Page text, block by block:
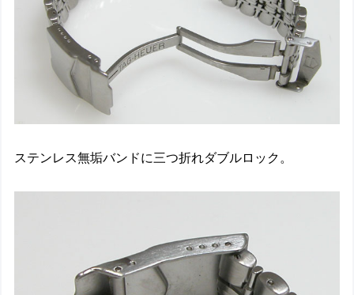
ステンレス無垢バンドに三つ折れダブルロック。